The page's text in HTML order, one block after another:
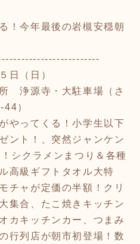
！今年最後の岩槻安穏朝
日（日）
浄源寺・大駐車場（さ
）
やってくる！小学生以下
ント！、突然ジャンケン
シクラメンまつり＆各種
高級ギフトタオル大特
チャが定価の半額！クリ
集合、たこ焼きキッチン
カキッチンカー、つまみ
行列店が朝市初登場！数